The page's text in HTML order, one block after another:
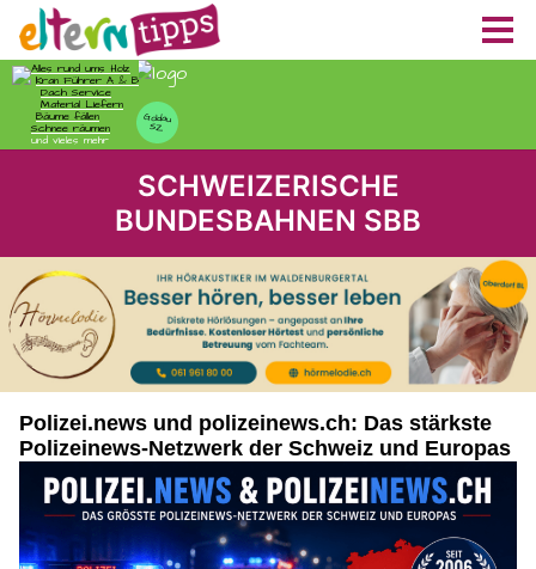
SCHWEIZERISCHE
BUNDESBAHNEN SBB
Polizei.news und polizeinews.ch: Das stärkste
Polizeinews-Netzwerk der Schweiz und Europas